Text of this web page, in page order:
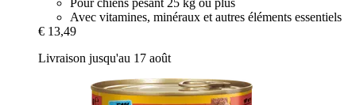
Avec vitamines, minéraux et autres éléments essentiels
€ 13,49
Livraison jusqu'au 17 août